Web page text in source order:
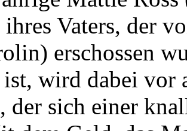
ihres Vaters, der
erschossen
ist, wird dabei vor
der sich einer